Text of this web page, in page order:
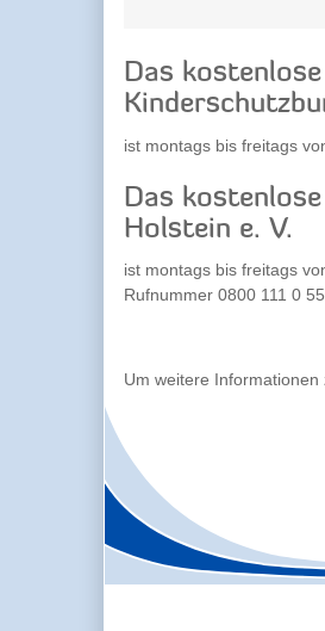
Das
ist montags bis freitags
Das
Holstein e. V.
ist montags bis freitags
Rufnummer 0800 111 0
Um weitere